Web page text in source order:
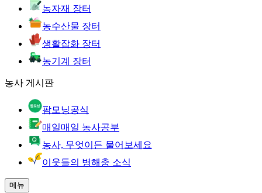
농자재 장터
농수산물 장터
생활잡화 장터
농기계 장터
농사 게시판
팜모닝공식
매일매일 농사공부
농사, 무엇이든 물어보세요
이웃들의 병해충 소식
메뉴